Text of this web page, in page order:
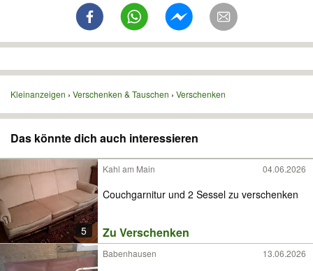
Kleinanzeigen Verschenken & Tauschen Verschenken
Das könnte dich auch interessieren
5
Kahl am Main 04.06.2026
Couchgarnitur und 2 Sessel zu verschenken
Zu Verschenken
Babenhausen 13.06.2026